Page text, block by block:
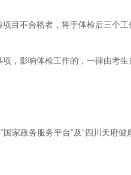
目不合格者，将于体检后三个工
，影响体检工作的，一律由考生
家政务服务平台”及“四川天府